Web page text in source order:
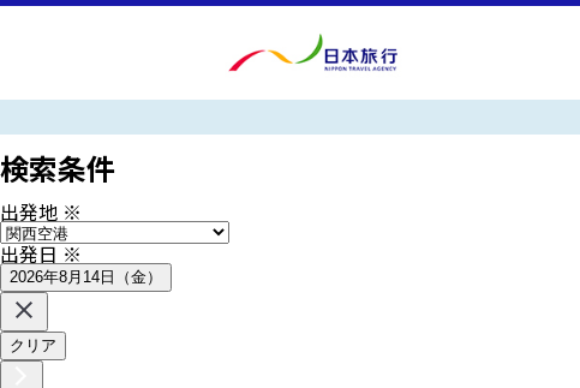
検索条件
出発地 ※
出発日※
2026年8月14日（金）
クリア